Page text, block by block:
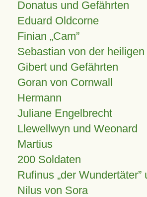
Donatus und Gefährten
Eduard Oldcorne
Finian Cam
Sebastian von der
Gibert und Gefährten
Goran von Cornwall
Hermann
Juliane Engelbrecht
Llewellwyn und Weonard
Martius
200 Soldaten
Rufinus „der Wundertäter”
Nilus von Sora